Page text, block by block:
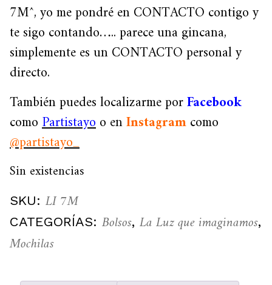
7M^, yo me pondré en CONTACTO contigo y
te sigo contando….. parece una gincana,
simplemente es un CONTACTO personal y
directo.
También puedes localizarme porFacebook
comoPartistayoo enInstagramcomo
@partistayo_
Sin existencias
SKU: LI 7M
CATEGORÍAS: Bolsos, La Luz que imaginamos,
Mochilas